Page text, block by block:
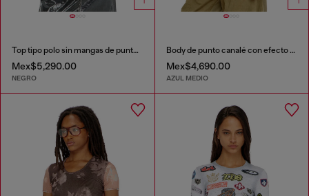
Top tipo polo sin mangas de punto acanalado en mezcla de seda
Mex$5,290.00
NEGRO
Body de punto canalé con efecto shadow-patch
Mex$4,690.00
AZUL MEDIO